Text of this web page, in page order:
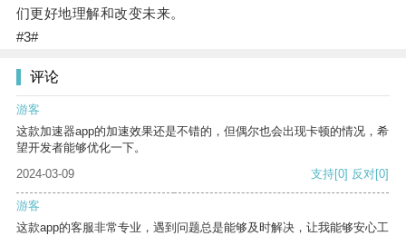
们更好地理解和改变未来。
#3#
评论
游客
这款加速器app的加速效果还是不错的，但偶尔也会出现卡顿的情况，希
望开发者能够优化一下。
2024-03-09
支持[0] 反对[0]
游客
这款app的客服非常专业，遇到问题总是能够及时解决，让我能够安心工